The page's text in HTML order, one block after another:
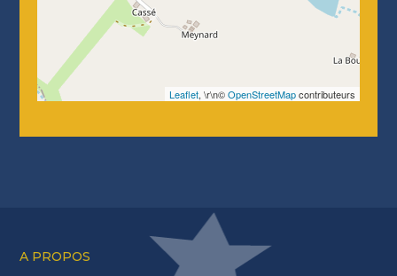
Leaflet, \r\n©OpenStreetMapcontributeurs
A PROPOS